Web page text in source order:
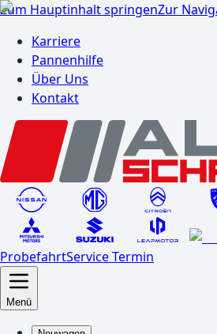
Zum Hauptinhalt springenZur
Karriere
Pannenhilfe
Über Uns
Kontakt
ProbefahrtService Termin
Menü